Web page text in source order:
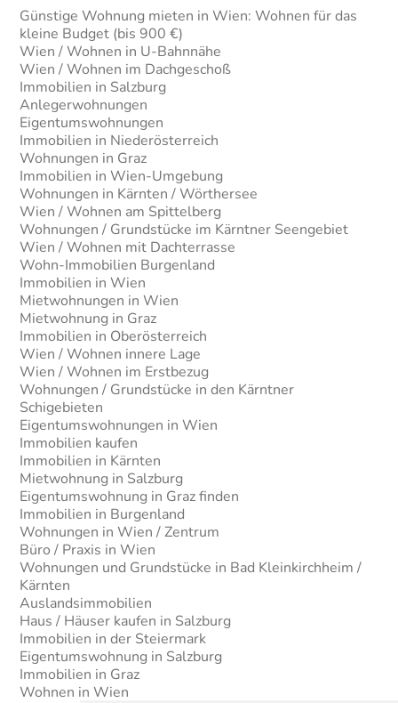
Günstige Wohnung mieten in Wien: Wohnen für das
kleine Budget (bis 900 €)
Wien / Wohnen in U-Bahnnähe
Wien / Wohnen im Dachgeschoß
Immobilien in Salzburg
Anlegerwohnungen
Eigentumswohnungen
Immobilien in Niederösterreich
Wohnungen in Graz
Immobilien in Wien-Umgebung
Wohnungen in Kärnten / Wörthersee
Wien / Wohnen am Spittelberg
Wohnungen / Grundstücke im Kärntner Seengebiet
Wien / Wohnen mit Dachterrasse
Wohn-Immobilien Burgenland
Immobilien in Wien
Mietwohnungen in Wien
Mietwohnung in Graz
Immobilien in Oberösterreich
Wien / Wohnen innere Lage
Wien / Wohnen im Erstbezug
Wohnungen / Grundstücke in den Kärntner
Schigebieten
Eigentumswohnungen in Wien
Immobilien kaufen
Immobilien in Kärnten
Mietwohnung in Salzburg
Eigentumswohnung in Graz finden
Immobilien in Burgenland
Wohnungen in Wien / Zentrum
Büro / Praxis in Wien
Wohnungen und Grundstücke in Bad Kleinkirchheim /
Kärnten
Auslandsimmobilien
Haus / Häuser kaufen in Salzburg
Immobilien in der Steiermark
Eigentumswohnung in Salzburg
Immobilien in Graz
Wohnen in Wien